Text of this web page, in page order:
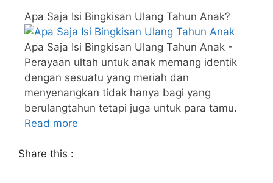
Apa Saja Isi Bingkisan Ulang Tahun Anak?
Apa Saja Isi Bingkisan Ulang Tahun Anak -
Perayaan ultah untuk anak memang identik
dengan sesuatu yang meriah dan
menyenangkan tidak hanya bagi yang
berulangtahun tetapi juga untuk para tamu.
Read more
Share this :